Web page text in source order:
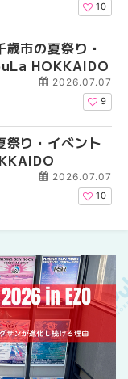
10
市の夏祭り・
HOKKAIDO
2026.07.07
9
り・イベント
2026.07.07
10
年夏 札幌市中央
トまとめ |
の麻辣湯（マーラ
門店9選！本場の
まで徹底比較 |
年夏 札幌市南区
まとめ | MouLa
の麻辣湯（マーラ
門店6選！本場の
まで徹底比較 |